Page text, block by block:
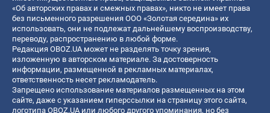
«Об авторских правах и смежных правах», никто не имеет права
без письменного разрешения ООО «Золотая середина» их
использовать, они не подлежат дальнейшему воспроизводству,
переводу, распространению в любой форме.
Редакция OBOZ.UA может не разделять точку зрения,
изложенную в авторском материале. За достоверность
информации, размещенной в рекламных материалах,
ответственность несет рекламодатель.
Запрещено использование материалов размещенных на этом
сайте, даже с указанием гиперссылки на страницу этого сайта,
логотипа OBOZ.UA или любого другого упоминания, но без